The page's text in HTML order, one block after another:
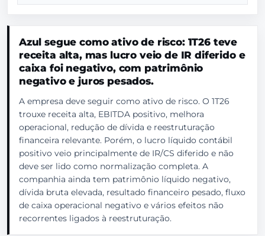
Azul segue como ativo de risco: 1T26 teve
receita alta, mas lucro veio de IR diferido e
caixa foi negativo, com patrimônio
negativo e juros pesados.
A empresa deve seguir como ativo de risco. O 1T26
trouxe receita alta, EBITDA positivo, melhora
operacional, redução de dívida e reestruturação
financeira relevante. Porém, o lucro líquido contábil
positivo veio principalmente de IR/CS diferido e não
deve ser lido como normalização completa. A
companhia ainda tem patrimônio líquido negativo,
dívida bruta elevada, resultado financeiro pesado, fluxo
de caixa operacional negativo e vários efeitos não
recorrentes ligados à reestruturação.